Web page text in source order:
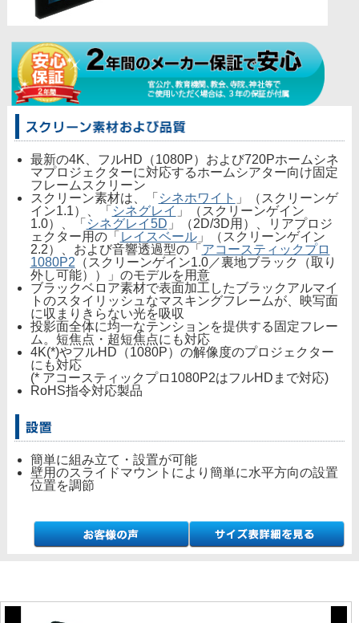
最新の4K、フルHD（1080P）および720Pホームシネ
マプロジェクターに対応するホームシアター向け固定
フレームスクリーン
スクリーン素材は、「 シネホワイト 」（スクリーンゲ
イン1.1）、「 シネグレイ 」（スクリーンゲイン
1.0）、「 シネグレイ5D 」（2D/3D用）、リアプロジ
ェクター用の「 レイスベール」（スクリーンゲイン
2.2）、および音響透過型の「 アコースティックプロ
1080P2 （スクリーンゲイン1.0／裏地ブラック（取り
外し可能））」のモデルを用意
ブラックベロア素材で表面加工したブラックアルマイ
トのスタイリッシュなマスキングフレームが、映写面
に収まりきらない光を吸収
投影面全体に均一なテンションを提供する固定フレー
ム。短焦点・超短焦点にも対応
4K(*)やフルHD（1080P）の解像度のプロジェクター
にも対応
(* アコースティックプロ1080P2はフルHDまで対応)
RoHS指令対応製品
簡単に組み立て・設置が可能
壁用のスライドマウントにより簡単に水平方向の設置
位置を調節